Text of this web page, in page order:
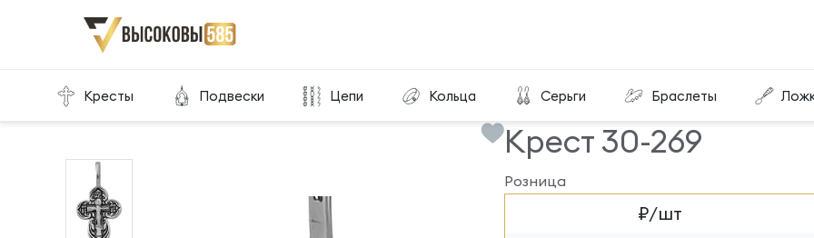
Кресты Подвески Цепи Кольца Серьги Браслеты
Главная Склад готовой продукции Крест 30-269
Крест 30-269
Розница
₽/шт